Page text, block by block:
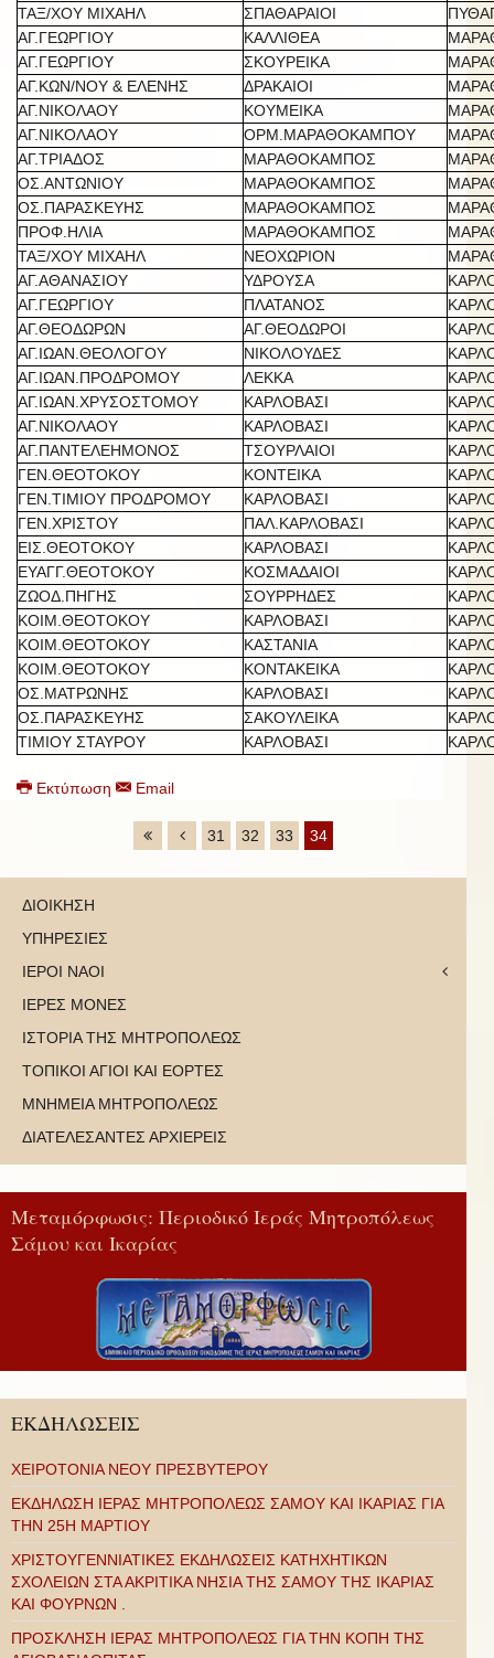
ΤΑΞ/ΧΟΥ ΜΙΧΑΗΛ
ΣΠΑΘΑΡΑΙΟΙ
ΑΓ.ΓΕΩΡΓΙΟΥ
ΚΑΛΛΙΘΕΑ
ΑΓ.ΓΕΩΡΓΙΟΥ
ΣΚΟΥΡΕΙΚΑ
ΑΓ.ΚΩΝ/ΝΟΥ & ΕΛΕΝΗΣ
ΔΡΑΚΑΙΟΙ
ΑΓ.ΝΙΚΟΛΑΟΥ
ΚΟΥΜΕΙΚΑ
ΑΓ.ΝΙΚΟΛΑΟΥ
ΟΡΜ.ΜΑΡΑΘΟΚΑΜΠΟΥ
ΑΓ.ΤΡΙΑΔΟΣ
ΜΑΡΑΘΟΚΑΜΠΟΣ
ΟΣ.ΑΝΤΩΝΙΟΥ
ΜΑΡΑΘΟΚΑΜΠΟΣ
ΟΣ.ΠΑΡΑΣΚΕΥΗΣ
ΜΑΡΑΘΟΚΑΜΠΟΣ
ΠΡΟΦ.ΗΛΙΑ
ΜΑΡΑΘΟΚΑΜΠΟΣ
ΤΑΞ/ΧΟΥ ΜΙΧΑΗΛ
ΝΕΟΧΩΡΙΟΝ
ΑΓ.ΑΘΑΝΑΣΙΟΥ
ΥΔΡΟΥΣΑ
ΑΓ.ΓΕΩΡΓΙΟΥ
ΠΛΑΤΑΝΟΣ
ΑΓ.ΘΕΟΔΩΡΩΝ
ΑΓ.ΘΕΟΔΩΡΟΙ
ΑΓ.ΙΩΑΝ.ΘΕΟΛΟΓΟΥ
ΝΙΚΟΛΟΥΔΕΣ
ΑΓ.ΙΩΑΝ.ΠΡΟΔΡΟΜΟΥ
ΛΕΚΚΑ
ΑΓ.ΙΩΑΝ.ΧΡΥΣΟΣΤΟΜΟΥ
ΚΑΡΛΟΒΑΣΙ
ΑΓ.ΝΙΚΟΛΑΟΥ
ΚΑΡΛΟΒΑΣΙ
ΑΓ.ΠΑΝΤΕΛΕΗΜΟΝΟΣ
ΤΣΟΥΡΛΑΙΟΙ
ΓΕΝ.ΘΕΟΤΟΚΟΥ
ΚΟΝΤΕΙΚΑ
ΓΕΝ.ΤΙΜΙΟΥ ΠΡΟΔΡΟΜΟΥ
ΚΑΡΛΟΒΑΣΙ
ΓΕΝ.ΧΡΙΣΤΟΥ
ΠΑΛ.ΚΑΡΛΟΒΑΣΙ
ΕΙΣ.ΘΕΟΤΟΚΟΥ
ΚΑΡΛΟΒΑΣΙ
ΕΥΑΓΓ.ΘΕΟΤΟΚΟΥ
ΚΟΣΜΑΔΑΙΟΙ
ΖΩΟΔ.ΠΗΓΗΣ
ΣΟΥΡΡΗΔΕΣ
ΚΟΙΜ.ΘΕΟΤΟΚΟΥ
ΚΑΡΛΟΒΑΣΙ
ΚΟΙΜ.ΘΕΟΤΟΚΟΥ
ΚΑΣΤΑΝΙΑ
ΚΟΙΜ.ΘΕΟΤΟΚΟΥ
ΚΟΝΤΑΚΕΙΚΑ
ΟΣ.ΜΑΤΡΩΝΗΣ
ΚΑΡΛΟΒΑΣΙ
ΟΣ.ΠΑΡΑΣΚΕΥΗΣ
ΣΑΚΟΥΛΕΙΚΑ
ΤΙΜΙΟΥ ΣΤΑΥΡΟΥ
ΚΑΡΛΟΒΑΣΙ
Εκτύπωση Email
31 32 33 34
ΔΙΟΙΚΗΣΗ
ΥΠΗΡΕΣΙΕΣ
ΙΕΡΟΙ ΝΑΟΙ
ΙΕΡΕΣ ΜΟΝΕΣ
ΙΣΤΟΡΙΑ ΤΗΣ ΜΗΤΡΟΠΟΛΕΩΣ
ΤΟΠΙΚΟΙ ΑΓΙΟΙ ΚΑΙ ΕΟΡΤΕΣ
ΜΝΗΜΕΙΑ ΜΗΤΡΟΠΟΛΕΩΣ
ΔΙΑΤΕΛΕΣΑΝΤΕΣ ΑΡΧΙΕΡΕΙΣ
Μεταμόρφωσις: Περιοδικό Ιεράς Μητροπόλεως
Σάμου και Ικαρίας
ΕΚΔΗΛΩΣΕΙΣ
ΧΕΙΡΟΤΟΝΙΑ ΝΕΟΥ ΠΡΕΣΒΥΤΕΡΟΥ
ΕΚΔΗΛΩΣΗ ΙΕΡΑΣ ΜΗΤΡΟΠΟΛΕΩΣ ΣΑΜΟΥ ΚΑΙ ΙΚΑΡΙΑΣ ΓΙΑ
ΤΗΝ 25Η ΜΑΡΤΙΟΥ
ΧΡΙΣΤΟΥΓΕΝΝΙΑΤΙΚΕΣ ΕΚΔΗΛΩΣΕΙΣ ΚΑΤΗΧΗΤΙΚΩΝ
ΣΧΟΛΕΙΩΝ ΣΤΑ ΑΚΡΙΤΙΚΑ ΝΗΣΙΑ ΤΗΣ ΣΑΜΟΥ ΤΗΣ ΙΚΑΡΙΑΣ
ΚΑΙ ΦΟΥΡΝΩΝ .
ΠΡΟΣΚΛΗΣΗ ΙΕΡΑΣ ΜΗΤΡΟΠΟΛΕΩΣ ΓΙΑ ΤΗΝ ΚΟΠΗ ΤΗΣ